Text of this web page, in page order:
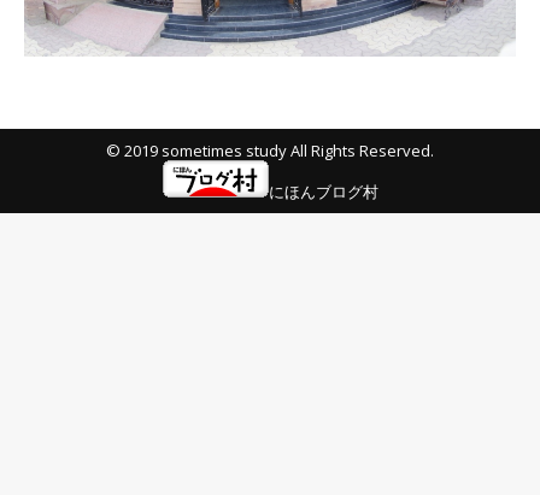
© 2019 sometimes study All Rights Reserved.
にほんブログ村